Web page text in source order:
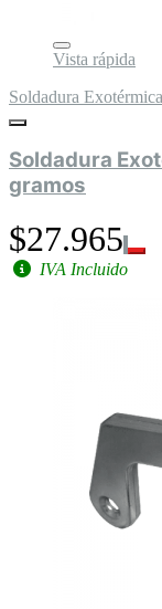
Vista rápida
Soldadura Exotérmica
Soldadura
gramos
$27.965
IVA Incluido